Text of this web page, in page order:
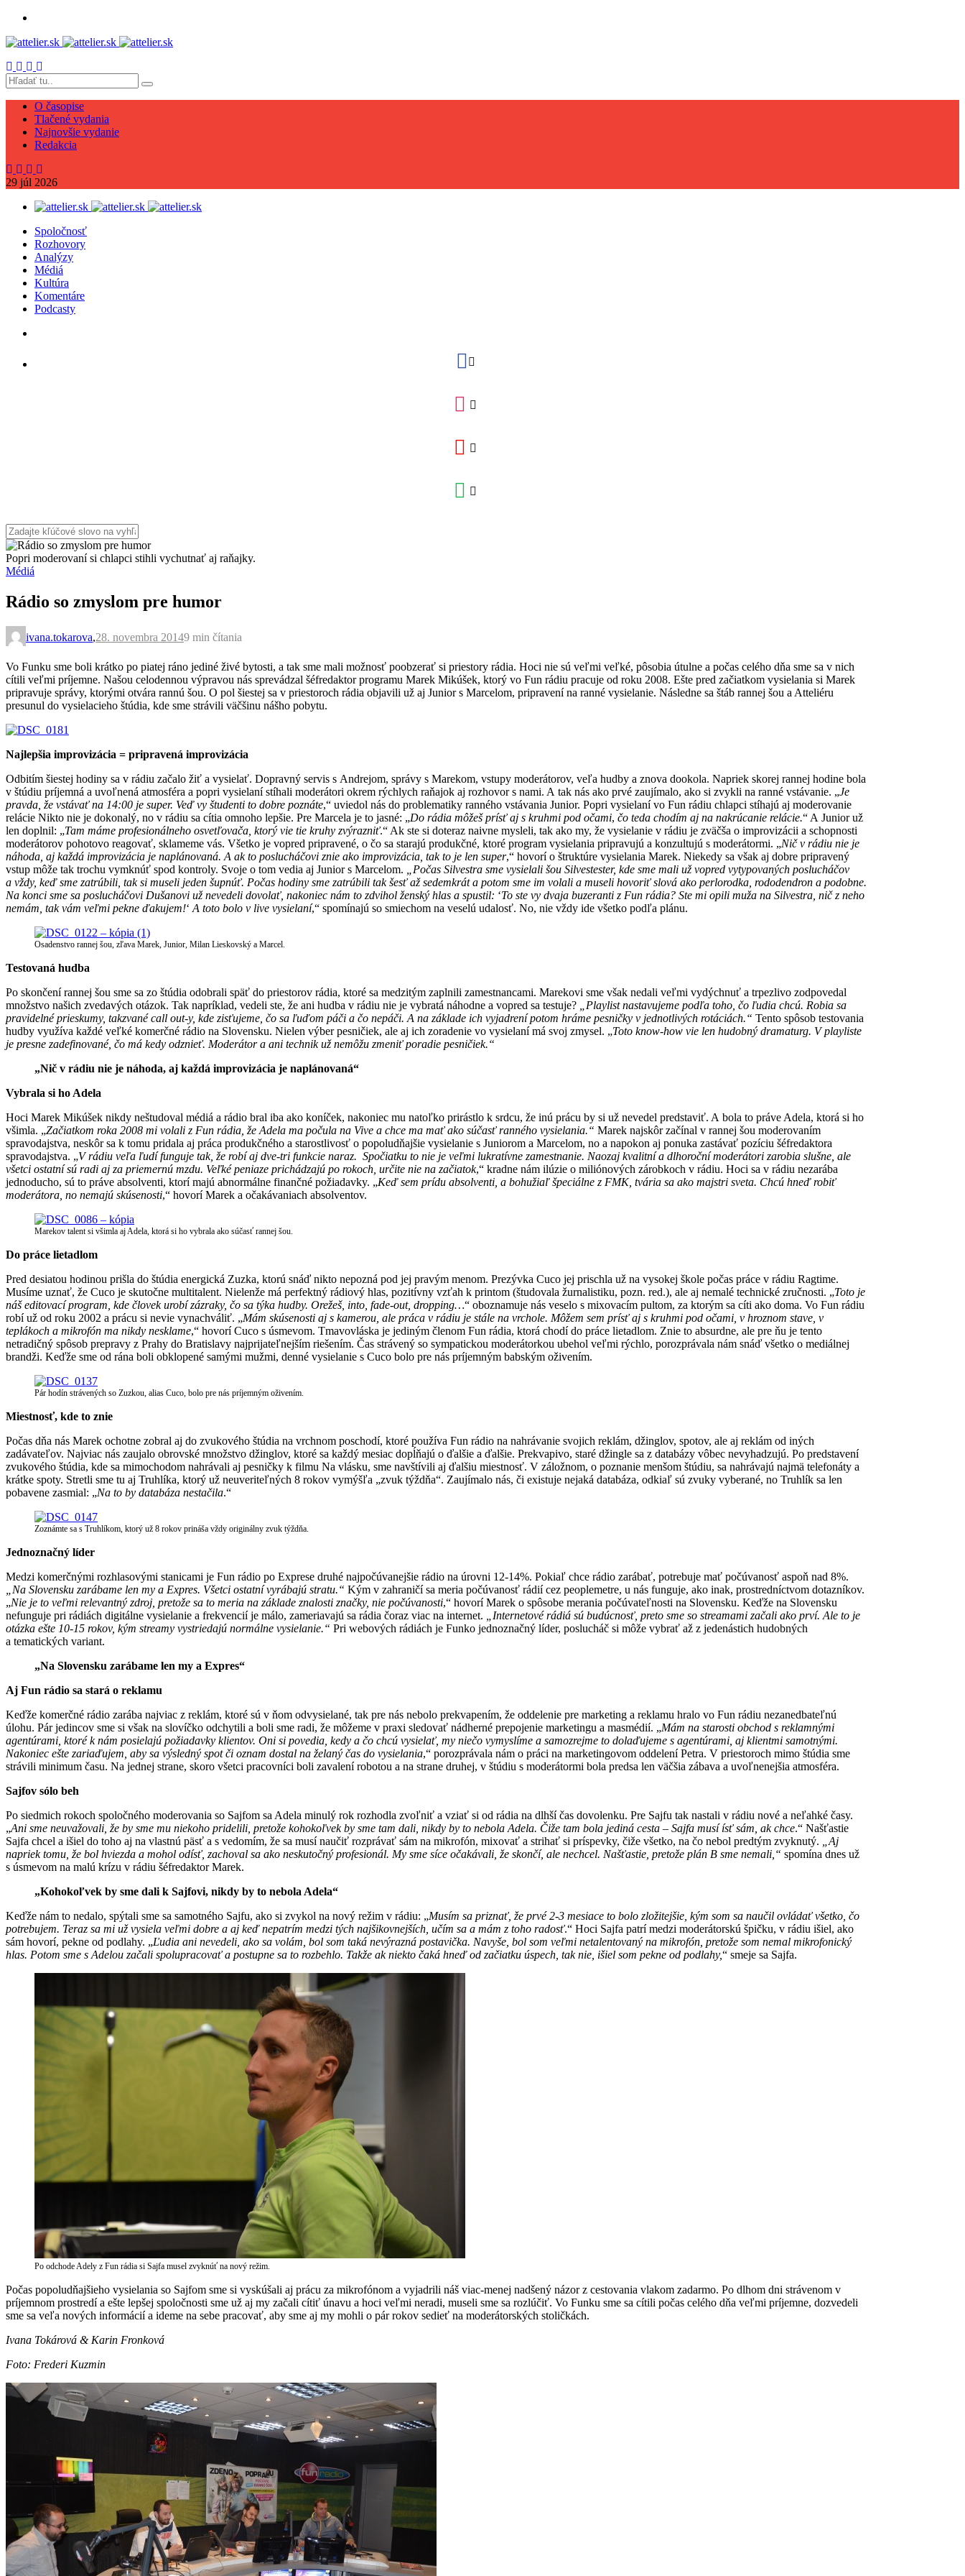
O časopise
Tlačené vydania
Najnovšie vydanie
Redakcia
29 júl 2026
Spoločnosť
Rozhovory
Analýzy
Médiá
Kultúra
Komentáre
Podcasty
Popri moderovaní si chlapci stihli vychutnať aj raňajky.
Médiá
Rádio so zmyslom pre humor
ivana.tokarova,28. novembra 20149 min čítania
Vo Funku sme boli krátko po piatej ráno jediné živé bytosti, a tak sme mali možnosť poobzerať si priestory rádia. Hoci nie sú veľmi veľké, pôsobia útulne a počas celého dňa sme sa v nich
cítili veľmi príjemne. Našou celodennou výpravou nás sprevádzal šéfredaktor programu Marek Mikúšek, ktorý vo Fun rádiu pracuje od roku 2008. Ešte pred začiatkom vysielania si Marek
pripravuje správy, ktorými otvára rannú šou. O pol šiestej sa v priestoroch rádia objavili už aj Junior s Marcelom, pripravení na ranné vysielanie. Následne sa štáb rannej šou a Atteliéru
presunul do vysielacieho štúdia, kde sme strávili väčšinu nášho pobytu.
Najlepšia improvizácia = pripravená improvizácia
Odbitím šiestej hodiny sa v rádiu začalo žiť a vysielať. Dopravný servis s Andrejom, správy s Marekom, vstupy moderátorov, veľa hudby a znova dookola. Napriek skorej rannej hodine bola
v štúdiu príjemná a uvoľnená atmosféra a popri vysielaní stíhali moderátori okrem rýchlych raňajok aj rozhovor s nami. A tak nás ako prvé zaujímalo, ako si zvykli na ranné vstávanie. „Je
pravda, že vstávať na 14:00 je super. Veď vy študenti to dobre poznáte,“ uviedol nás do problematiky ranného vstávania Junior. Popri vysielaní vo Fun rádiu chlapci stíhajú aj moderovanie
relácie Nikto nie je dokonalý, no v rádiu sa cítia omnoho lepšie. Pre Marcela je to jasné: „Do rádia môžeš prísť aj s kruhmi pod očami, čo teda chodím aj na nakrúcanie relácie.“ A Junior už
len doplnil: „Tam máme profesionálneho osvetľovača, ktorý vie tie kruhy zvýrazniť.“ Ak ste si doteraz naivne mysleli, tak ako my, že vysielanie v rádiu je zväčša o improvizácii a schopnosti
moderátorov pohotovo reagovať, sklameme vás. Všetko je vopred pripravené, o čo sa starajú produkčné, ktoré program vysielania pripravujú a konzultujú s moderátormi. „Nič v rádiu nie je
náhoda, aj každá improvizácia je naplánovaná. A ak to poslucháčovi znie ako improvizácia, tak to je len super,“ hovorí o štruktúre vysielania Marek. Niekedy sa však aj dobre pripravený
vstup môže tak trochu vymknúť spod kontroly. Svoje o tom vedia aj Junior s Marcelom.
„Počas Silvestra sme vysielali šou Silvestester, kde sme mali už vopred vytypovaných poslucháčov
a vždy, keď sme zatrúbili, tak si museli jeden šupnúť. Počas hodiny sme zatrúbili tak šesť až sedemkrát a potom sme im volali a museli hovoriť slová ako perlorodka, rododendron a podobne.
Na konci sme sa poslucháčovi Dušanovi už nevedeli dovolať, nakoniec nám to zdvihol ženský hlas a spustil: ‘To ste vy dvaja buzeranti z Fun rádia? Ste mi opili muža na Silvestra, nič z neho
nemám, tak vám veľmi pekne ďakujem!‘ A toto bolo v live vysielaní,“ spomínajú so smiechom na veselú udalosť. No, nie vždy ide všetko podľa plánu.
Osadenstvo rannej šou, zľava Marek, Junior, Milan Lieskovský a Marcel.
Testovaná hudba
Po skončení rannej šou sme sa zo štúdia odobrali späť do priestorov rádia, ktoré sa medzitým zaplnili zamestnancami. Marekovi sme však nedali veľmi vydýchnuť a trpezlivo zodpovedal
množstvo našich zvedavých otázok. Tak napríklad, vedeli ste, že ani hudba v rádiu nie je vybratá náhodne a vopred sa testuje?
„Playlist nastavujeme podľa toho, čo ľudia chcú. Robia sa
pravidelné prieskumy, takzvané call out-y, kde zisťujeme, čo sa ľuďom páči a čo nepáči. A na základe ich vyjadrení potom hráme pesničky v jednotlivých rotáciách.“ Tento spôsob testovania
hudby využíva každé veľké komerčné rádio na Slovensku. Nielen výber pesničiek, ale aj ich zoradenie vo vysielaní má svoj zmysel. „Toto know-how vie len hudobný dramaturg. V playliste
je presne zadefinované, čo má kedy odznieť. Moderátor a ani technik už nemôžu zmeniť poradie pesničiek.“
„Nič v rádiu nie je náhoda, aj každá improvizácia je naplánovaná“
Vybrala si ho Adela
Hoci Marek Mikúšek nikdy neštudoval médiá a rádio bral iba ako koníček, nakoniec mu natoľko prirástlo k srdcu, že inú prácu by si už nevedel predstaviť. A bola to práve Adela, ktorá si ho
všimla. „Začiatkom roka 2008 mi volali z Fun rádia, že Adela ma počula na Vive a chce ma mať ako súčasť ranného vysielania.“ Marek najskôr začínal v rannej šou moderovaním
spravodajstva, neskôr sa k tomu pridala aj práca produkčného a starostlivosť o popoludňajšie vysielanie s Juniorom a Marcelom, no a napokon aj ponuka zastávať pozíciu šéfredaktora
spravodajstva. „V rádiu veľa ľudí funguje tak, že robí aj dve-tri funkcie naraz. Spočiatku to nie je veľmi lukratívne zamestnanie. Naozaj kvalitní a dlhoroční moderátori zarobia slušne, ale
všetci ostatní sú radi aj za priemernú mzdu. Veľké peniaze prichádzajú po rokoch, určite nie na začiatok,“ kradne nám ilúzie o miliónových zárobkoch v rádiu. Hoci sa v rádiu nezarába
jednoducho, sú to práve absolventi, ktorí majú abnormálne finančné požiadavky. „Keď sem prídu absolventi, a bohužiaľ špeciálne z FMK, tvária sa ako majstri sveta. Chcú hneď robiť
moderátora, no nemajú skúsenosti,“ hovorí Marek a očakávaniach absolventov.
Marekov talent si všimla aj Adela, ktorá si ho vybrala ako súčasť rannej šou.
Do práce lietadlom
Pred desiatou hodinou prišla do štúdia energická Zuzka, ktorú snáď nikto nepozná pod jej pravým menom. Prezývka Cuco jej prischla už na vysokej škole počas práce v rádiu Ragtime.
Musíme uznať, že Cuco je skutočne multitalent. Nielenže má perfektný rádiový hlas, pozitívny vzťah k printom (študovala žurnalistiku, pozn. red.), ale aj nemalé technické zručnosti. „Toto je
náš editovací program, kde človek urobí zázraky, čo sa týka hudby. Orežeš, into, fade-out, dropping…“ oboznamuje nás veselo s mixovacím pultom, za ktorým sa cíti ako doma. Vo Fun rádiu
robí už od roku 2002 a prácu si nevie vynachváliť. „Mám skúsenosti aj s kamerou, ale práca v rádiu je stále na vrchole. Môžem sem prísť aj s kruhmi pod očami, v hroznom stave, v
teplákoch a mikrofón ma nikdy nesklame,“ hovorí Cuco s úsmevom. Tmavovláska je jediným členom Fun rádia, ktorá chodí do práce lietadlom. Znie to absurdne, ale pre ňu je tento
netradičný spôsob prepravy z Prahy do Bratislavy najprijateľnejším riešením. Čas strávený so sympatickou moderátorkou ubehol veľmi rýchlo, porozprávala nám snáď všetko o mediálnej
brandži. Keďže sme od rána boli obklopené samými mužmi, denné vysielanie s Cuco bolo pre nás príjemným babským oživením.
Pár hodín strávených so Zuzkou, alias Cuco, bolo pre nás príjemným oživením.
Miestnosť, kde to znie
Počas dňa nás Marek ochotne zobral aj do zvukového štúdia na vrchnom poschodí, ktoré používa Fun rádio na nahrávanie svojich reklám, džinglov, spotov, ale aj reklám od iných
zadávateľov. Najviac nás zaujalo obrovské množstvo džinglov, ktoré sa každý mesiac dopĺňajú o ďalšie a ďalšie. Prekvapivo, staré džingle sa z databázy vôbec nevyhadzujú. Po predstavení
zvukového štúdia, kde sa mimochodom nahrávali aj pesničky k filmu Na vlásku, sme navštívili aj ďalšiu miestnosť. V záložnom, o poznanie menšom štúdiu, sa nahrávajú najmä telefonáty a
krátke spoty. Stretli sme tu aj Truhlíka, ktorý už neuveriteľných 8 rokov vymýšľa „zvuk týždňa“. Zaujímalo nás, či existuje nejaká databáza, odkiaľ sú zvuky vyberané, no Truhlík sa len
pobavene zasmial: „Na to by databáza nestačila.“
Zoznámte sa s Truhlíkom, ktorý už 8 rokov prináša vždy originálny zvuk týždňa.
Jednoznačný líder
Medzi komerčnými rozhlasovými stanicami je Fun rádio po Exprese druhé najpočúvanejšie rádio na úrovni 12-14%. Pokiaľ chce rádio zarábať, potrebuje mať počúvanosť aspoň nad 8%.
„Na Slovensku zarábame len my a Expres. Všetci ostatní vyrábajú stratu.“ Kým v zahraničí sa meria počúvanosť rádií cez peoplemetre, u nás funguje, ako inak, prostredníctvom dotazníkov.
„Nie je to veľmi relevantný zdroj, pretože sa to meria na základe znalosti značky, nie počúvanosti,“ hovorí Marek o spôsobe merania počúvateľnosti na Slovensku. Keďže na Slovensku
nefunguje pri rádiách digitálne vysielanie a frekvencií je málo, zameriavajú sa rádia čoraz viac na internet.
„Internetové rádiá sú budúcnosť, preto sme so streamami začali ako prví. Ale to je
otázka ešte 10-15 rokov, kým streamy vystriedajú normálne vysielanie.“ Pri webových rádiách je Funko jednoznačný líder, poslucháč si môže vybrať až z jedenástich hudobných
a tematických variant.
„Na Slovensku zarábame len my a Expres“
Aj Fun rádio sa stará o reklamu
Keďže komerčné rádio zarába najviac z reklám, ktoré sú v ňom odvysielané, tak pre nás nebolo prekvapením, že oddelenie pre marketing a reklamu hralo vo Fun rádiu nezanedbateľnú
úlohu. Pár jedincov sme si však na slovíčko odchytili a boli sme radi, že môžeme v praxi sledovať nádherné prepojenie marketingu a masmédií. „Mám na starosti obchod s reklamnými
agentúrami, ktoré k nám posielajú požiadavky klientov. Oni si povedia, kedy a čo chcú vysielať, my niečo vymyslíme a samozrejme to dolaďujeme s agentúrami, aj klientmi samotnými.
Nakoniec ešte zariaďujem, aby sa výsledný spot či oznam dostal na želaný čas do vysielania,“ porozprávala nám o práci na marketingovom oddelení Petra. V priestoroch mimo štúdia sme
strávili minimum času. Na jednej strane, skoro všetci pracovníci boli zavalení robotou a na strane druhej, v štúdiu s moderátormi bola predsa len väčšia zábava a uvoľnenejšia atmosféra.
Sajfov sólo beh
Po siedmich rokoch spoločného moderovania so Sajfom sa Adela minulý rok rozhodla zvoľniť a vziať si od rádia na dlhší čas dovolenku. Pre Sajfu tak nastali v rádiu nové a neľahké časy.
„Ani sme neuvažovali, že by sme mu niekoho pridelili, pretože kohokoľvek by sme tam dali, nikdy by to nebola Adela. Čiže tam bola jediná cesta – Sajfa musí ísť sám, ak chce.“ Našťastie
Sajfa chcel a išiel do toho aj na vlastnú päsť a s vedomím, že sa musí naučiť rozprávať sám na mikrofón, mixovať a strihať si príspevky, čiže všetko, na čo nebol predtým zvyknutý.
„Aj
napriek tomu, že bol hviezda a mohol odísť, zachoval sa ako neskutočný profesionál. My sme síce očakávali, že skončí, ale nechcel. Našťastie, pretože plán B sme nemali,“ spomína dnes už
s úsmevom na malú krízu v rádiu šéfredaktor Marek.
„Kohokoľvek by sme dali k Sajfovi, nikdy by to nebola Adela“
Keďže nám to nedalo, spýtali sme sa samotného Sajfu, ako si zvykol na nový režim v rádiu: „Musím sa priznať, že prvé 2-3 mesiace to bolo zložitejšie, kým som sa naučil ovládať všetko, čo
potrebujem. Teraz sa mi už vysiela veľmi dobre a aj keď nepatrím medzi tých najšikovnejších, učím sa a mám z toho radosť.“ Hoci Sajfa patrí medzi moderátorskú špičku, v rádiu išiel, ako
sám hovorí, pekne od podlahy. „Ľudia ani nevedeli, ako sa volám, bol som taká nevýrazná postavička. Navyše, bol som veľmi netalentovaný na mikrofón, pretože som nemal mikrofonický
hlas. Potom sme s Adelou začali spolupracovať a postupne sa to rozbehlo. Takže ak niekto čaká hneď od začiatku úspech, tak nie, išiel som pekne od podlahy,“ smeje sa Sajfa.
Po odchode Adely z Fun rádia si Sajfa musel zvyknúť na nový režim.
Počas popoludňajšieho vysielania so Sajfom sme si vyskúšali aj prácu za mikrofónom a vyjadrili náš viac-menej nadšený názor z cestovania vlakom zadarmo. Po dlhom dni strávenom v
príjemnom prostredí a ešte lepšej spoločnosti sme už aj my začali cítiť únavu a hoci veľmi neradi, museli sme sa rozlúčiť. Vo Funku sme sa cítili počas celého dňa veľmi príjemne, dozvedeli
sme sa veľa nových informácií a ideme na sebe pracovať, aby sme aj my mohli o pár rokov sedieť na moderátorských stoličkách.
Ivana Tokárová & Karin Fronková
Foto: Frederi Kuzmin